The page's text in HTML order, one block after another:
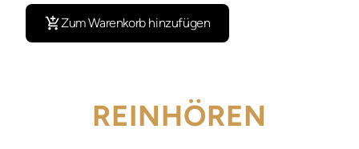
Zum Warenkorb hinzufügen
REINHÖREN